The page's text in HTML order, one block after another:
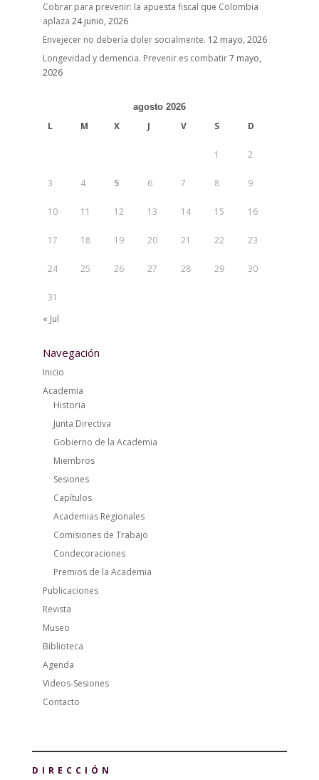
Cobrar para prevenir: la apuesta fiscal que Colombia
aplaza 24 junio, 2026
Envejecer no debería doler socialmente. 12 mayo, 2026
Longevidad y demencia. Prevenir es combatir7 mayo,
2026
agosto 2026
L M X J V S D
1 2
3 4 5 6 7 8 9
10 11 12 13 14 15 16
17 18 19 20 21 22 23
24 25 26 27 28 29 30
31
« Jul
Navegación
Inicio
Academia
Historia
Junta Directiva
Gobierno de la Academia
Miembros
Sesiones
Capítulos
Academias Regionales
Comisiones de Trabajo
Condecoraciones
Premios de la Academia
Publicaciones
Revista
Museo
Biblioteca
Agenda
Videos-Sesiones
Contacto
DIRECCIÓN